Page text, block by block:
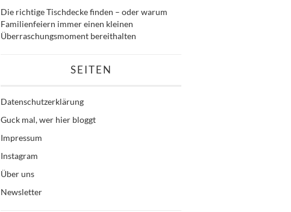
Die richtige Tischdecke finden – oder warum
Familienfeiern immer einen kleinen
Überraschungsmoment bereithalten
SEITEN
Datenschutzerklärung
Guck mal, wer hier bloggt
Impressum
Instagram
Über uns
Newsletter